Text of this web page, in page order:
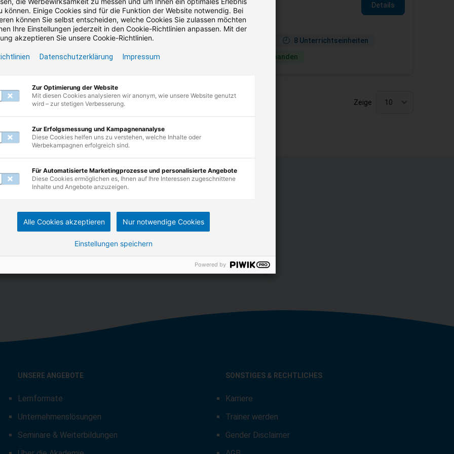
(zzgl. MwSt.) Bruttopreis (inkl. MwSt.)
Details
Seminar Präsenz / Virtual Classroom
8 Unterrichtseinheiten
Teilnahmebescheinigung
Garantie­termine vorhanden
Zeige
& Branchennews • Kostenlose Webinare • Praktische Arbeitshilfen
UNSERE ANGEBOTE
Lernformate
Unternehmenslösungen
Seminare & Weiterbildungen
SONSTIGES & RECHTLICHES
Karriere
Trainer werden
Gender Disclaimer
können. Einige Cookies sind für die Funktion der Website notwendig. Bei
können Sie selbst entscheiden, welche Cookies Sie zulassen möchten
Ihre Einstellungen jederzeit in den Cookie-Richtlinien anpassen. Mit der
akzeptieren Sie unsere Cookie-Richtlinien.
Datenschutzerklärung Impressum
Zur Optimierung der Website
Mit diesen Cookies analysieren wir anonym, wie unsere Website genutzt
wird – zur stetigen Verbesserung.
Zur Erfolgsmessung und Kampagnenanalyse
Diese Cookies helfen uns zu verstehen, welche Inhalte oder
Werbekampagnen erfolgreich sind.
Für Automatisierte Marketingprozesse und personalisierte Angebote
Diese Cookies ermöglichen es, Ihnen auf Ihre Interessen zugeschnittene
Inhalte und Angebote anzuzeigen.
Alle Cookies akzeptieren Nur notwendige Cookies
Einstellungen speichern
Powered by